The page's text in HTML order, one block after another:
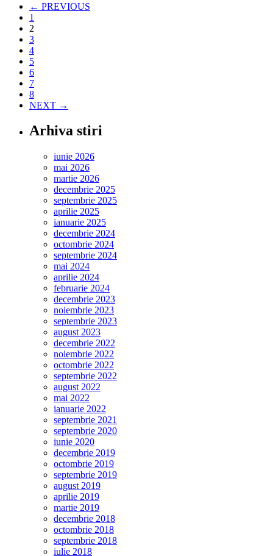
bibliofile
–
conferință
dedicată
cărții
vechi
← PREVIOUS
1
2
3
4
5
6
7
8
NEXT →
Arhiva stiri
iunie 2026
mai 2026
martie 2026
decembrie 2025
septembrie 2025
aprilie 2025
ianuarie 2025
decembrie 2024
octombrie 2024
septembrie 2024
mai 2024
aprilie 2024
februarie 2024
decembrie 2023
noiembrie 2023
septembrie 2023
august 2023
decembrie 2022
noiembrie 2022
octombrie 2022
septembrie 2022
august 2022
mai 2022
ianuarie 2022
septembrie 2021
septembrie 2020
iunie 2020
decembrie 2019
octombrie 2019
septembrie 2019
august 2019
aprilie 2019
martie 2019
decembrie 2018
octombrie 2018
septembrie 2018
iulie 2018